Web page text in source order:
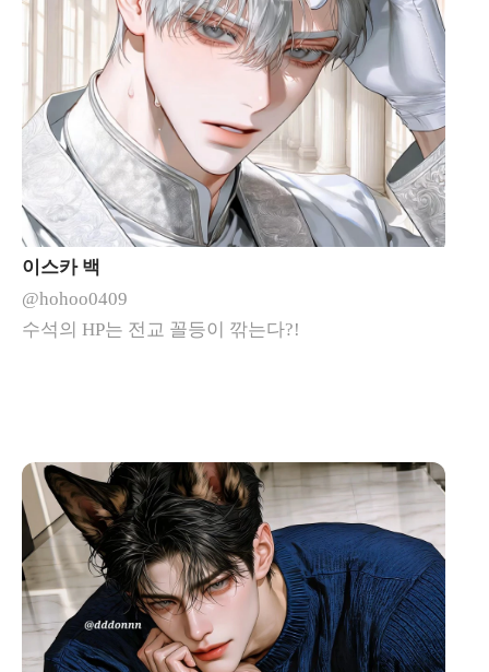
이스카 백
@hohoo0409
수석의 HP는 전교 꼴등이 깎는다?!